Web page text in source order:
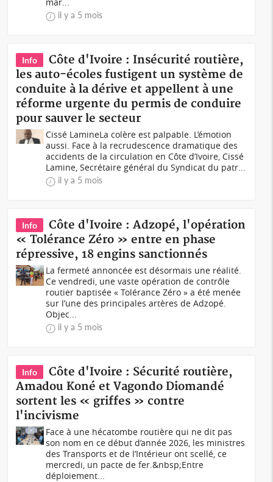
il y a 5 mois
Info
Côte d'Ivoire : Insécurité routière,
les auto-écoles fustigent un système de
conduite à la dérive et appellent à une
réforme urgente du permis de conduire
pour sauver le secteur
Cissé LamineLa colère est palpable. L’émotion
aussi. Face à la recrudescence dramatique des
accidents de la circulation en Côte d’Ivoire, Cissé
Lamine, Secrétaire général du Syndicat du patr...
il y a 5 mois
Info
Côte d'Ivoire : Adzopé, l'opération
« Tolérance Zéro » entre en phase
répressive, 18 engins sanctionnés
La fermeté annoncée est désormais une réalité.
Ce vendredi, une vaste opération de contrôle
routier baptisée « Tolérance Zéro » a été menée
sur l’une des principales artères de Adzopé.
Objec...
il y a 5 mois
Info
Côte d'Ivoire : Sécurité routière,
Amadou Koné et Vagondo Diomandé
sortent les « griffes » contre
l'incivisme
Face à une hécatombe routière qui ne dit pas
son nom en ce début d’année 2026, les ministres
des Transports et de l’Intérieur ont scellé, ce
mercredi, un pacte de fer.&nbsp;Entre
déploiement...